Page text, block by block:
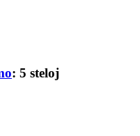
: 5 steloj